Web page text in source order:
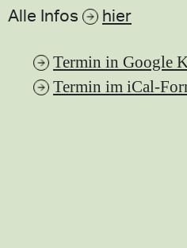
Alle Infos
hier
Termin in Google
Termin im iCal-